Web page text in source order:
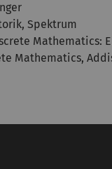
Spektrum
Mathematics:
Mathematics,